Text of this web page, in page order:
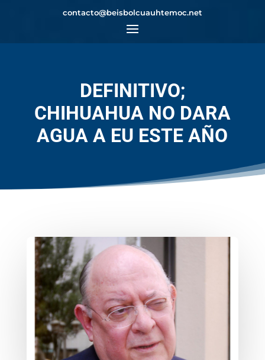
contacto@beisbolcuauhtemoc.net
DEFINITIVO;
CHIHUAHUA NO DARA
AGUA A EU ESTE AÑO